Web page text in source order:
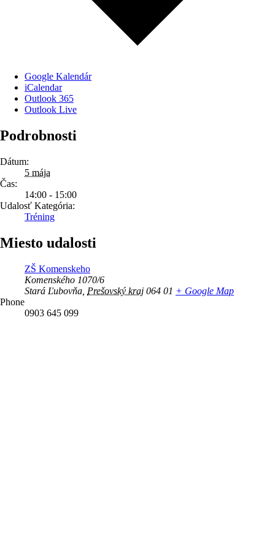
Google Kalendár
iCalendar
Outlook 365
Outlook Live
Podrobnosti
Dátum:
5 mája
Čas:
14:00 - 15:00
Udalosť Kategória:
Tréning
Miesto udalosti
ZŠ Komenskeho
Komenského 1070/6
Stará Ľubovňa Prešovský kraj 064 01 + Google Map
Phone
0903 645 099